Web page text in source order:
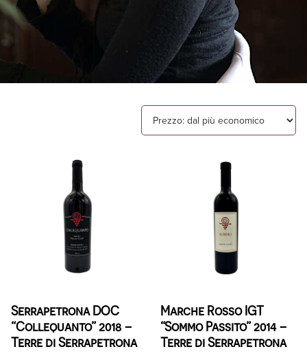
Serrapetrona DOC
“Collequanto” 2018 –
Terre di Serrapetrona
Marche Rosso IGT
“Sommo Passito” 2014 –
Terre di Serrapetrona